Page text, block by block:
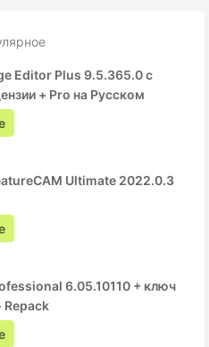
Editor Plus 9.5.365.0 с
+ Pro на Русском
Ultimate 2022.0.3
6.05.10110 + ключ
Repack